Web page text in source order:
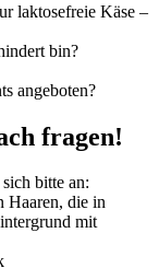
laktosefreie Käse –
bin?
angeboten?
fragen!
bitte an: